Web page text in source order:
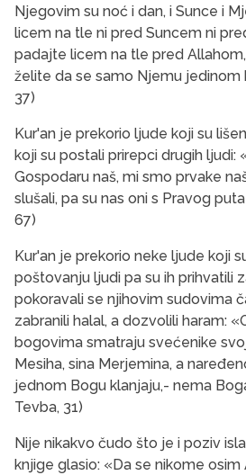
Njegovim su noć i dan, i Sunce i
licem na tle ni pred Suncem ni
padajte licem na tle pred
želite da se samo Njemu jedinom
37)
Kur'an je prekorio ljude koji su
koji su postali prirepci drugih ljudi:
Gospodaru naš, mi smo prvake
slušali, pa su nas oni s Pravog
67)
Kur'an je prekorio neke ljude koji
poštovanju ljudi pa su ih prihvatili
pokoravali se njihovim sudovima
zabranili halal, a dozvolili haram:
bogovima smatraju svećenike
Mesiha, sina Merjemina, a
jednom Bogu klanjaju,- nema
Tevba, 31)
Nije nikakvo čudo što je i poziv
knjige glasio: «Da se nikome